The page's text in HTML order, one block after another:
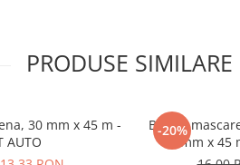
PRODUSE SIMILARE
30 mm x 45 m -
AUTO
-20%
Banda
mm x 45